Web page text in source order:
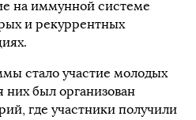
на иммунной системе
и рекуррентных
стало участие молодых
них был организован
где участники получили